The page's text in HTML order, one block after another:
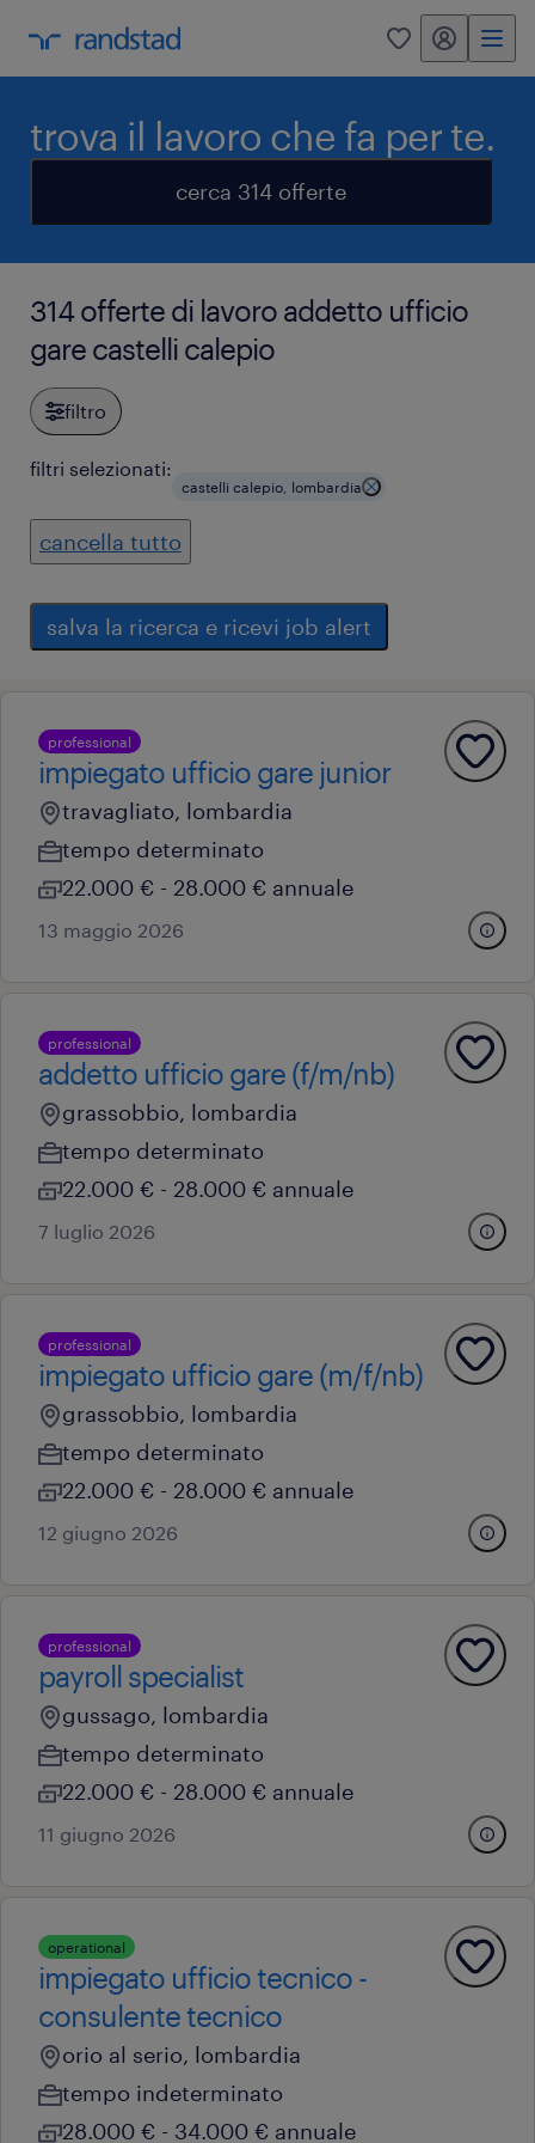
0 my randstad
trova il lavoro che fa per te.
cerca 314 offerte
314 offerte di lavoro addetto ufficio
gare castelli calepio
filtro
filtri selezionati:
castelli calepio, lombardia
cancella tutto
salva la ricerca e ricevi job alert
professional
impiegato ufficio gare junior
travagliato, lombardia
tempo determinato
22.000 € - 28.000 € annuale
13 maggio 2026
professional
addetto ufficio gare (f/m/nb)
grassobbio, lombardia
tempo determinato
22.000 € - 28.000 € annuale
7 luglio 2026
professional
impiegato ufficio gare (m/f/nb)
grassobbio, lombardia
tempo determinato
22.000 € - 28.000 € annuale
12 giugno 2026
professional
payroll specialist
gussago, lombardia
tempo determinato
22.000 € - 28.000 € annuale
11 giugno 2026
operational
impiegato ufficio tecnico -
consulente tecnico
orio al serio, lombardia
tempo indeterminato
28.000 € - 34.000 € annuale